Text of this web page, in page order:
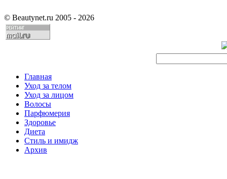
© Beautynet.ru 2005 - 2026
Главная
Уход за телом
Уход за лицом
Волосы
Парфюмерия
Здоровье
Диета
Стиль и имидж
Архив